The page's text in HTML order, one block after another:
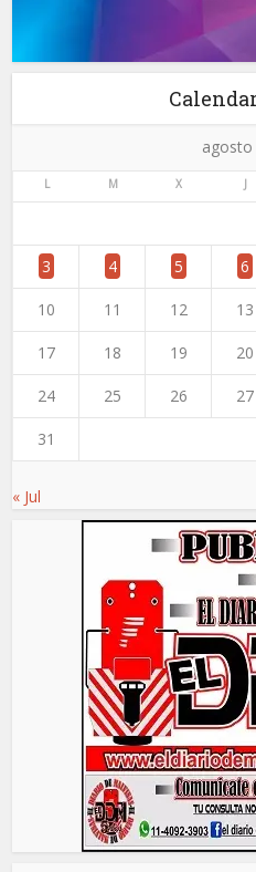
agosto
L M X J
3 4 5 6
10 11 12 13
17 18 19 20
24 25 26 27
31
« Jul